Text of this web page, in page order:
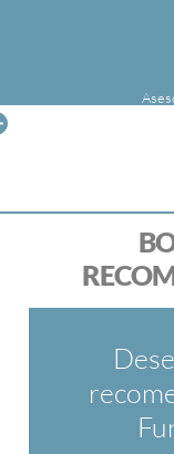
la Agencia Efe y
cuyo objetivo es
español en los
Internet.